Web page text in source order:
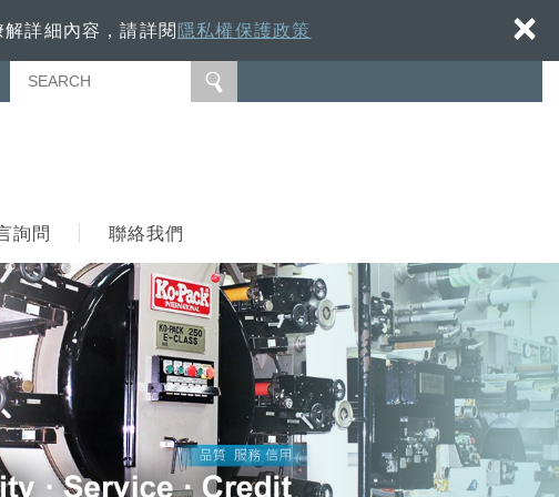
詳細內容，請詳閱 隱私權保護政策 ×
詢問 聯絡我們